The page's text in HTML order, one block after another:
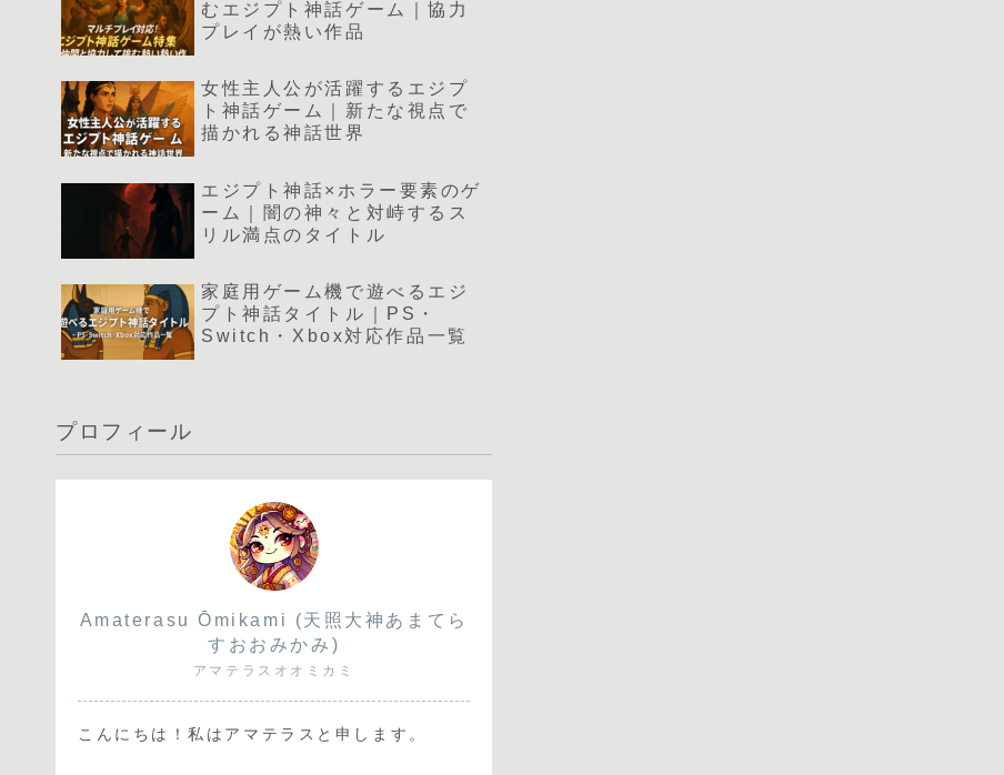
むエジプト神話ゲーム｜協力
プレイが熱い作品
女性主人公が活躍するエジプ
ト神話ゲーム｜新たな視点で
描かれる神話世界
エジプト神話×ホラー要素のゲ
ーム｜闇の神々と対峙するス
リル満点のタイトル
家庭用ゲーム機で遊べるエジ
プト神話タイトル｜PS・
Switch・Xbox対応作品一覧
プロフィール
Amaterasu Ōmikami (天照大神あまてら
すおおみかみ)
アマテラスオオミカミ
こんにちは！私はアマテラスと申します。